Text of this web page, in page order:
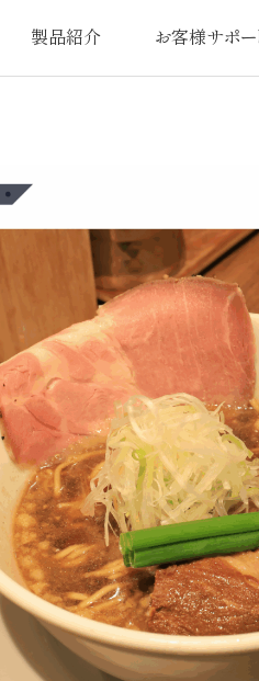
製品紹介
t-wonder
鍋‧フライパン
FOFO
UCHITO
デリシャス缶詰
過去に販売した商品
全製品一覧
お客様サポー
注意事項
お問い合わせ
カタログ請求
ユーザー登録の